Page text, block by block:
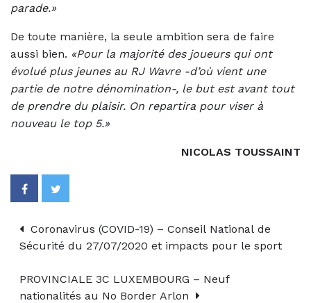
parade.»
De toute manière, la seule ambition sera de faire
aussi bien. «Pour la majorité des joueurs qui ont
évolué plus jeunes au RJ Wavre -d’où vient une
partie de notre dénomination-, le but est avant tout
de prendre du plaisir. On repartira pour viser à
nouveau le top 5.»
NICOLAS TOUSSAINT
Coronavirus (COVID-19) – Conseil National de
Sécurité du 27/07/2020 et impacts pour le sport
PROVINCIALE 3C LUXEMBOURG – Neuf
nationalités au No Border Arlon